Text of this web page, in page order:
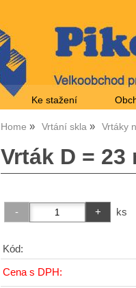
Ke stažení
Home Vrtání skla Vrtáky
Vrták D = 23
ks
Kód:
Cena s DPH: